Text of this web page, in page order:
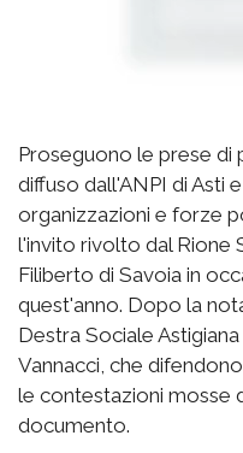
Proseguono le prese
diffuso dall'ANPI di Asti
organizzazioni e forze
l'invito rivolto dal Rione
Filiberto di Savoia in
quest'anno. Dopo la
Destra Sociale
Vannacci, che
le contestazioni mosse
documento.